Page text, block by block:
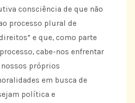
consciência de que não
processo plural de
e que, como parte
cabe-nos enfrentar
próprios
em busca de
política e